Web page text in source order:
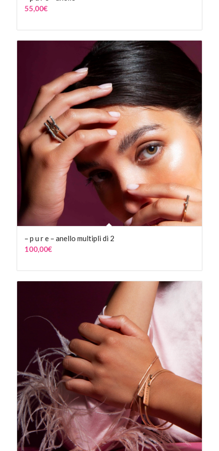
55,00€
– p u r e – anello multipli di 2
100,00€